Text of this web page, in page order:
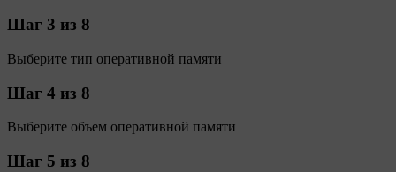
Шаг 3 из 8
Выберите тип оперативной памяти
Шаг 4 из 8
Выберите объем оперативной памяти
Шаг 5 из 8